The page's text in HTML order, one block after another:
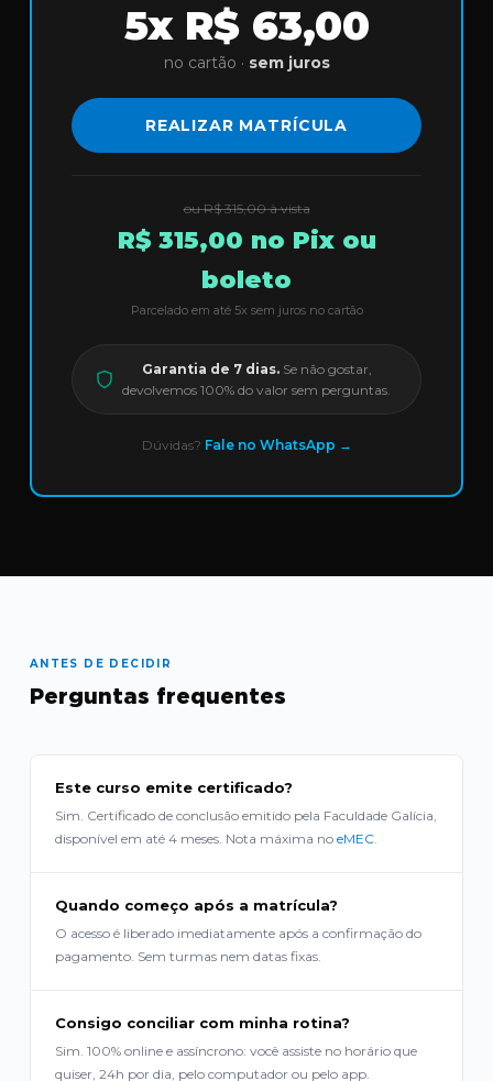
5x R$ 63,00
no cartão · sem juros
REALIZAR MATRÍCULA
ou R$ 315,00 à vista
R$ 315,00 no Pix ou
boleto
Parcelado em até 5x sem juros no cartão
Garantia de 7 dias.Se não gostar,
devolvemos 100% do valor sem perguntas.
Dúvidas? Fale no WhatsApp →
ANTES DE DECIDIR
Perguntas frequentes
Este curso emite certificado?
Sim. Certificado de conclusão emitido pela Faculdade Galícia,
disponível em até 4 meses. Nota máxima no eMEC.
Quando começo após a matrícula?
O acesso é liberado imediatamente após a confirmação do
pagamento. Sem turmas nem datas fixas.
Consigo conciliar com minha rotina?
Sim. 100% online e assíncrono: você assiste no horário que
quiser, 24h por dia, pelo computador ou pelo app.